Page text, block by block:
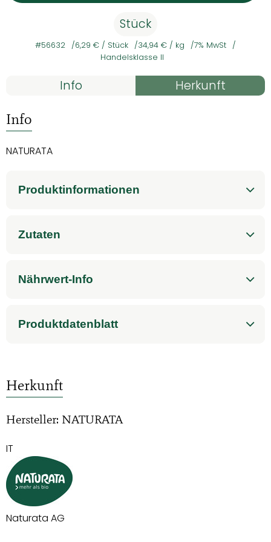
Stück
#56632 6,29 € / Stück 34,94 € / kg
7% MwSt
Handelsklasse II
Rezepte
Info Herkunft
Info
NATURATA
Produktinformationen
Zutaten
Nährwert-Info
Produktdatenblatt
Herkunft
Hersteller: NATURATA
IT
Naturata AG